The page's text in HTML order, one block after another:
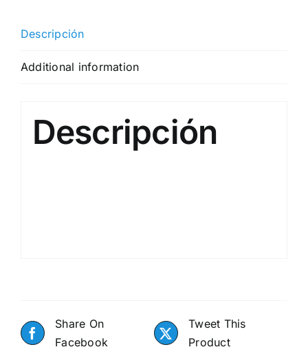
Descripción
Additional information
Descripción
Share On
Facebook
Tweet This
Product